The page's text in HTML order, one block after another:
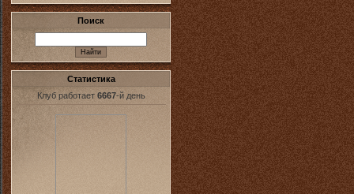
Поиск
Статистика
Клуб работает 6667-й день